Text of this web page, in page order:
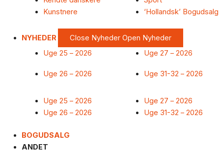
Kunstnere
‘Hollandsk’ Bogudsalg
NYHEDER Close Nyheder Open Nyheder
Uge 25 – 2026
Uge 26 – 2026
Uge 27 – 2026
Uge 31-32 – 2026
Uge 25 – 2026
Uge 26 – 2026
Uge 27 – 2026
Uge 31-32 – 2026
BOGUDSALG
ANDET